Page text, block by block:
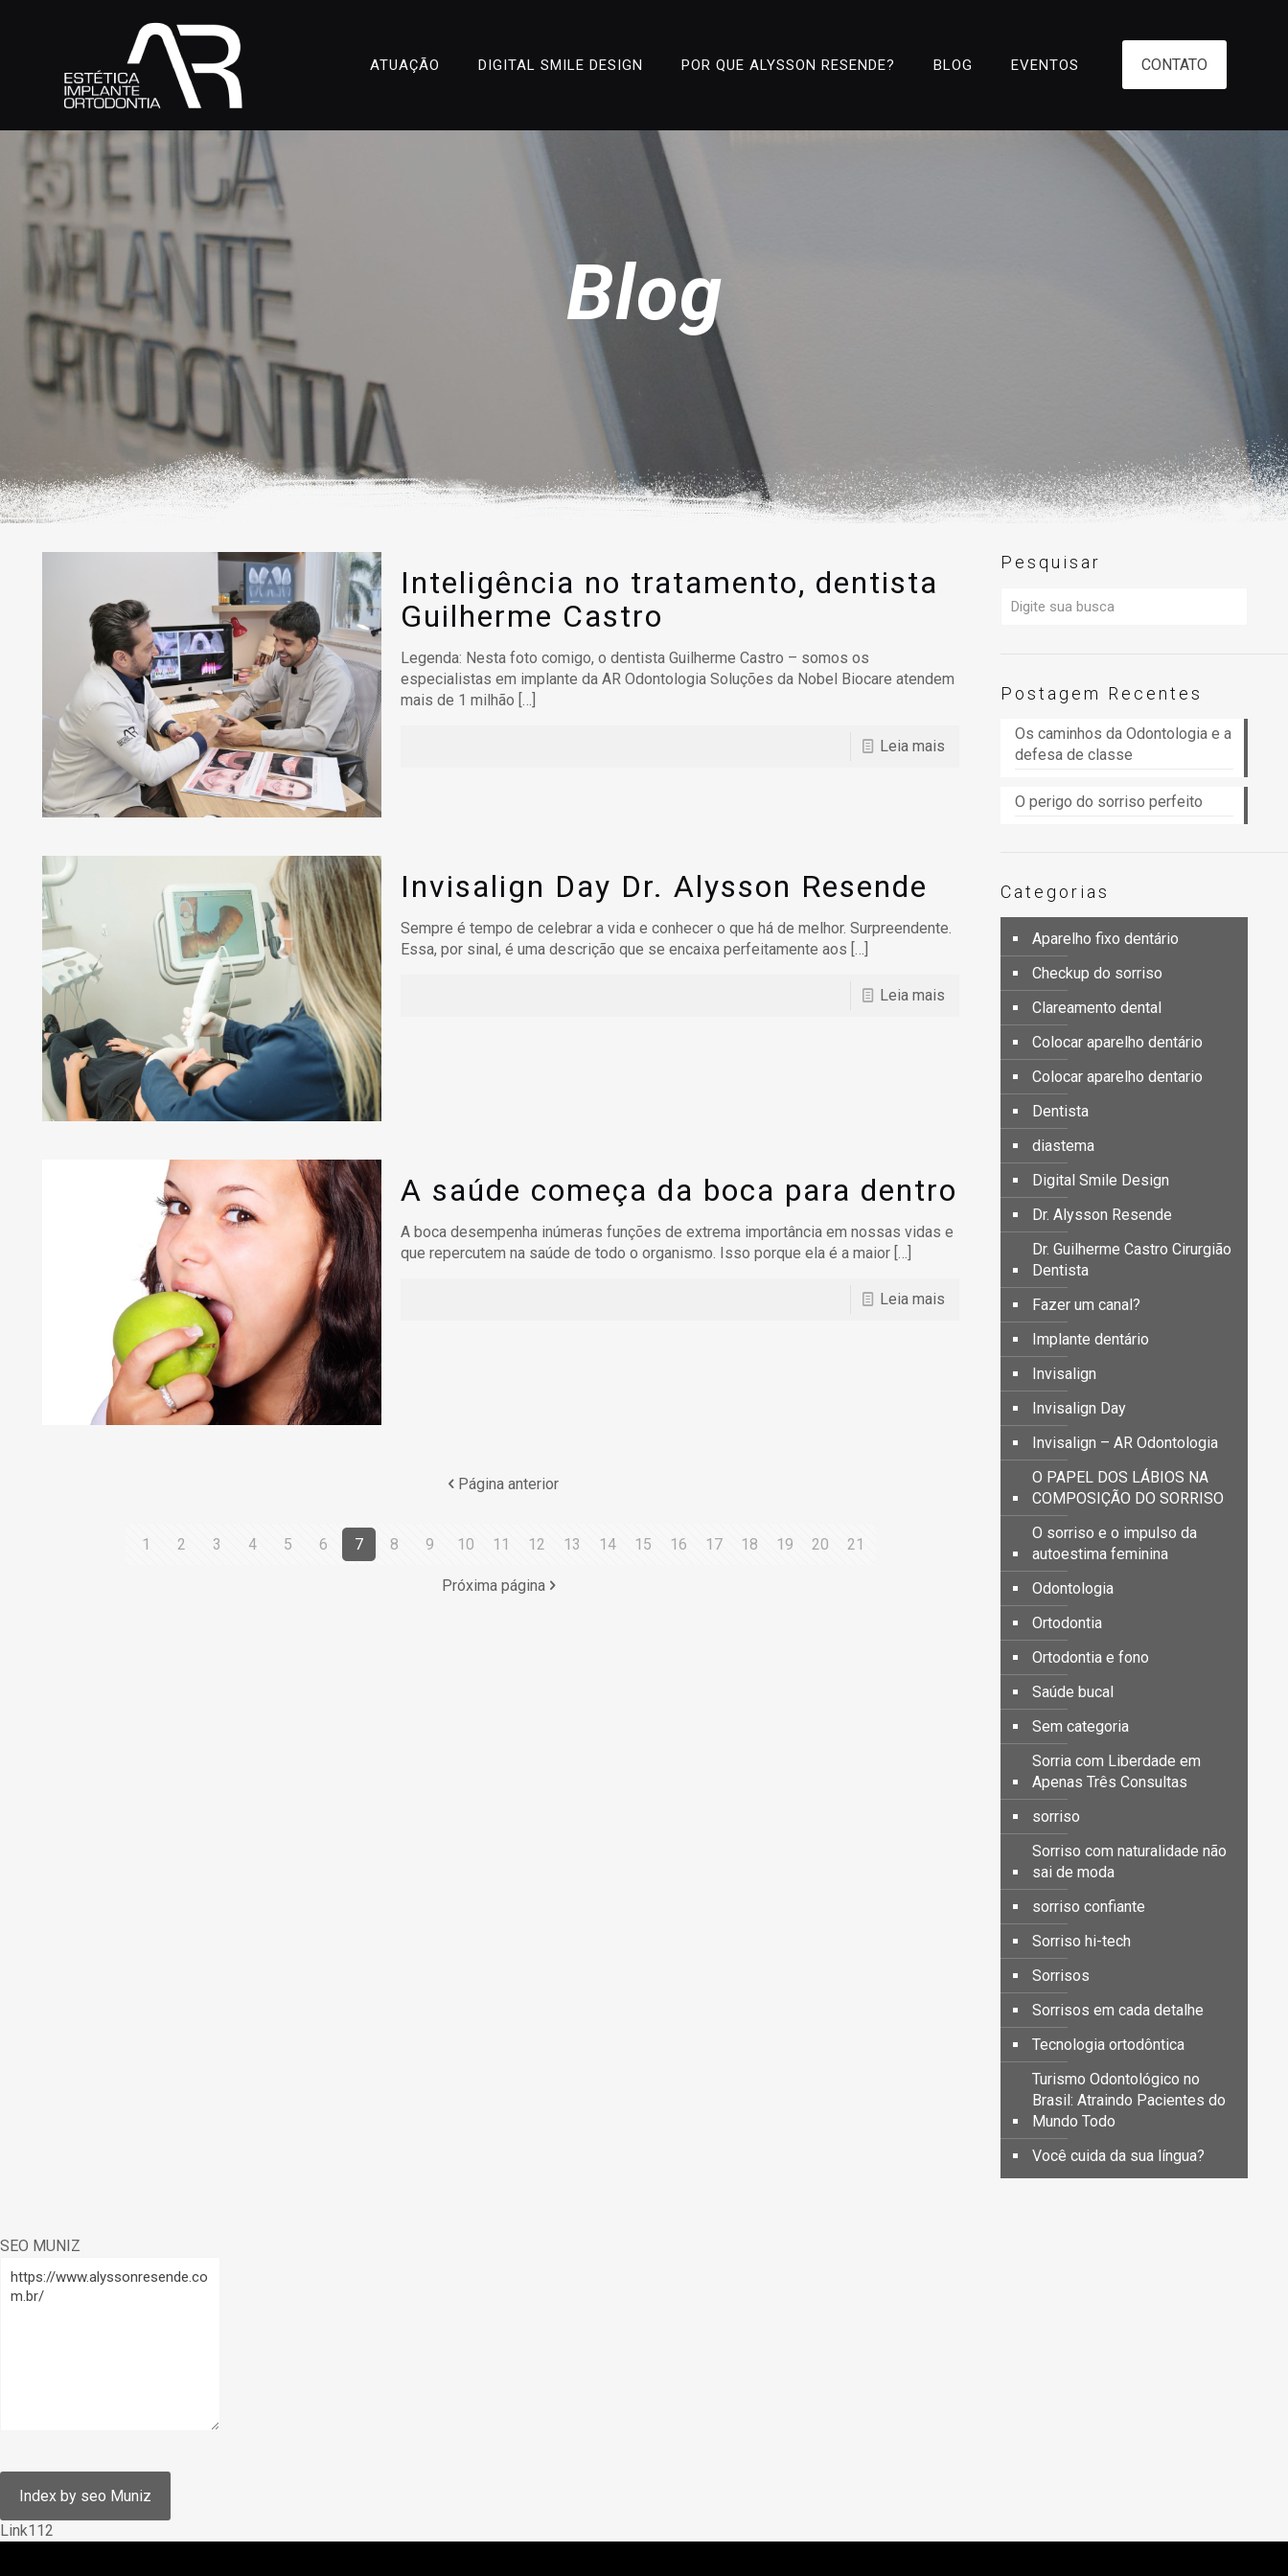
ATUAÇÃO DIGITAL SMILE DESIGN POR QUE ALYSSON RESENDE? BLOG EVENTOS CONTATO
Blog
Inteligência no tratamento, dentista
Guilherme Castro
Legenda: Nesta foto comigo, o dentista Guilherme Castro – somos os
especialistas em implante da AR Odontologia Soluções da Nobel Biocare atendem
mais de 1 milhão […]
Leia mais
Invisalign Day Dr. Alysson Resende
Sempre é tempo de celebrar a vida e conhecer o que há de melhor. Surpreendente.
Essa, por sinal, é uma descrição que se encaixa perfeitamente aos […]
Leia mais
A saúde começa da boca para dentro
A boca desempenha inúmeras funções de extrema importância em nossas vidas e
que repercutem na saúde de todo o organismo. Isso porque ela é a maior […]
Leia mais
Página anterior
1 2 3 4 5 6 7 8 9 10 11 12 13 14 15 16 17 18 19 20 21
Próxima página
Pesquisar
Postagem Recentes
Os caminhos da Odontologia e a
defesa de classe
O perigo do sorriso perfeito
Categorias
Aparelho fixo dentário
Checkup do sorriso
Clareamento dental
Colocar aparelho dentário
Colocar aparelho dentario
Dentista
diastema
Digital Smile Design
Dr. Alysson Resende
Dr. Guilherme Castro Cirurgião
Dentista
Fazer um canal?
Implante dentário
Invisalign
Invisalign Day
Invisalign – AR Odontologia
O PAPEL DOS LÁBIOS NA
COMPOSIÇÃO DO SORRISO
O sorriso e o impulso da
autoestima feminina
Odontologia
Ortodontia
Ortodontia e fono
Saúde bucal
Sem categoria
Sorria com Liberdade em
Apenas Três Consultas
sorriso
Sorriso com naturalidade não
sai de moda
sorriso confiante
Sorriso hi-tech
Sorrisos
Sorrisos em cada detalhe
Tecnologia ortodôntica
Turismo Odontológico no
Brasil: Atraindo Pacientes do
Mundo Todo
Você cuida da sua língua?
SEO MUNIZ
Link112